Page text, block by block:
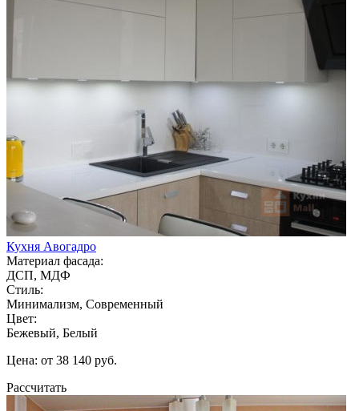
Кухня Авогадро
Материал фасада:
ДСП, МДФ
Стиль:
Минимализм, Современный
Цвет:
Бежевый, Белый
Цена: от 38 140 руб.
Рассчитать